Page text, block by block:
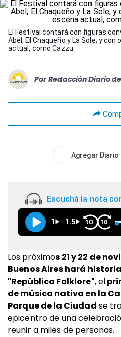
El Festival contará con figuras
Abel, El Chaqueño y La Sole; y
actual, como Cazzu.
Por Redacción Diario
Agregar Diario
Escuchá la nota
1 1.5 10 10
Los próximos 21 y 22 de
Buenos Aires hará
"República Folklore", el
de música nativa en la
Parque de la Ciudad se
epicentro de una
reunir a miles de personas.